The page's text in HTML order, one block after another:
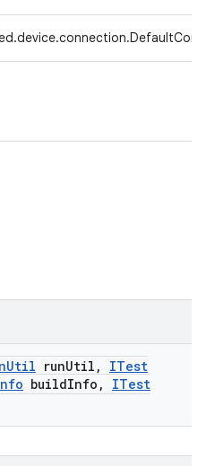
Util runUtil ,
ITest
buildInfo ,
ITest